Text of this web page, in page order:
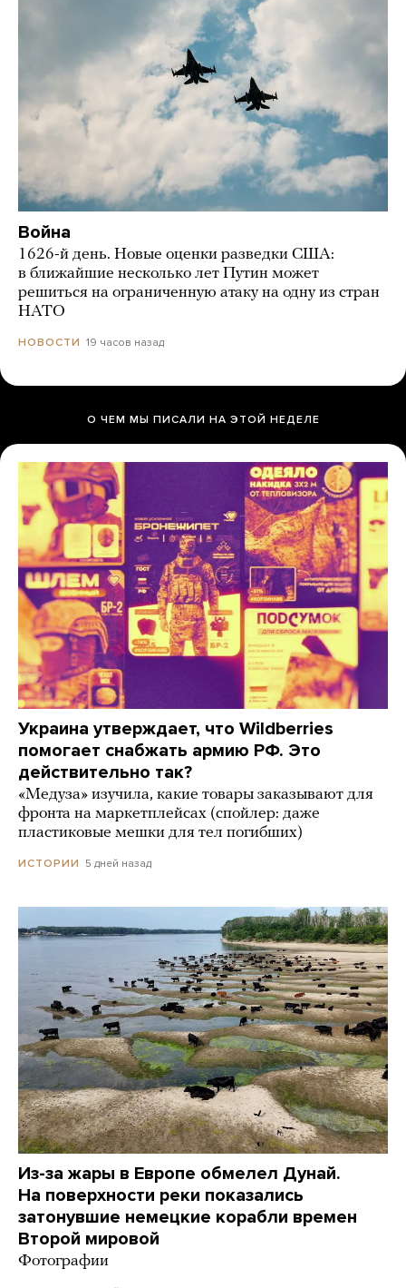
Война
1626-й день. Новые оценки разведки США:
в ближайшие несколько лет Путин может
решиться на ограниченную атаку на одну из стран
НАТО
НОВОСТИ 19 часов назад
О ЧЕМ МЫ ПИСАЛИ НА ЭТОЙ НЕДЕЛЕ
Украина утверждает, что Wildberries
помогает снабжать армию РФ. Это
действительно так?
«Медуза» изучила, какие товары заказывают для
фронта на маркетплейсах (спойлер: даже
пластиковые мешки для тел погибших)
ИСТОРИИ 5 дней назад
Из-за жары в Европе обмелел Дунай.
На поверхности реки показались
затонувшие немецкие корабли времен
Второй мировой
Фотографии